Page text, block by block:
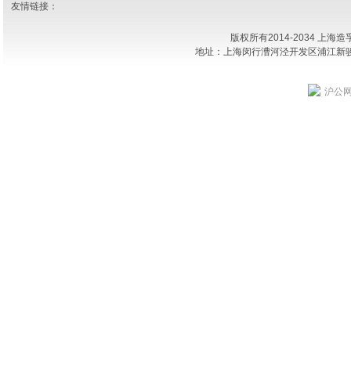
友情链接：
版权所有2014-2034 上海造
地址：上海闵行漕河泾开发区浦江
沪公